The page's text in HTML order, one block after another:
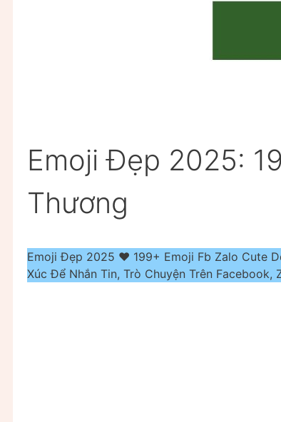
Emoji Đẹp 2025:
Thương
Emoji Đẹp 2025 ❤️ 199+ Emoji Fb Zalo Cute
Xúc Để Nhắn Tin, Trò Chuyện Trên Facebook,